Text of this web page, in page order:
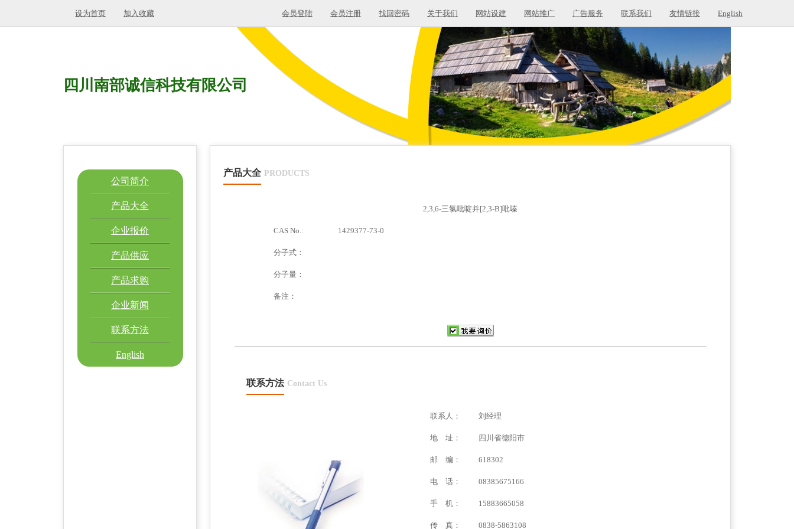
设为首页 加入收藏 会员登陆 会员注册 找回密码 关于我们 网站设建 网站推广 广告服务 联系我们 友情链接 English
四川南部诚信科技有限公司
公司简介
产品大全
企业报价
产品供应
产品求购
企业新闻
联系方法
English
产品大全 PRODUCTS
2,3,6-三氯吡啶并[2,3-B]吡嗪
CAS No.: 1429377-73-0
分子式：
分子量：
备注：
联系方法 Contact Us
联系人： 刘经理
地 址： 四川省德阳市
邮 编： 618302
电 话： 08385675166
手 机： 15883665058
传 真： 0838-5863108